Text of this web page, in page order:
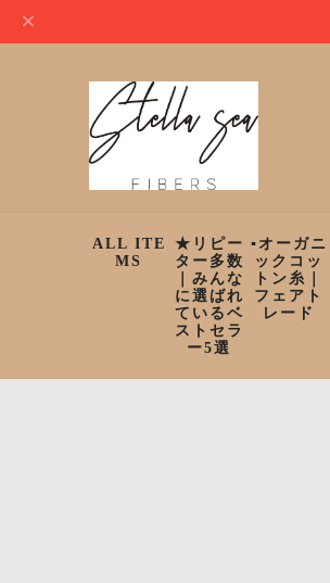
ALL ITE
MS
★リピー
ター多数
｜みんな
に選ばれ
ているベ
ストセラ
ー5選
▪︎オーガニ
ックコッ
トン糸｜
フェアト
レード